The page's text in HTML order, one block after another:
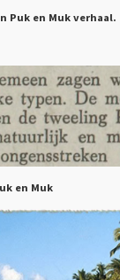
Puk en Muk verhaal.
en Muk